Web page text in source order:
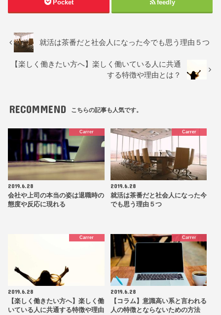
Pocket feedly
就活は茶番だと社会人になった今でも思う理由５つ
【楽しく働きたい方へ】楽しく働いている人に共通
する特徴や理由とは？
RECOMMEND こちらの記事も人気です。
Carrer
2019.6.28
会社や上司の本当の姿は退職時の
態度や反応に現れる
Carrer
2019.6.28
就活は茶番だと社会人になった今
でも思う理由５つ
Carrer
2019.6.28
【楽しく働きたい方へ】楽しく働
いている人に共通する特徴や理由
Carrer
2019.6.28
【コラム】意識高い系と言われる
人の特徴とならないための方法